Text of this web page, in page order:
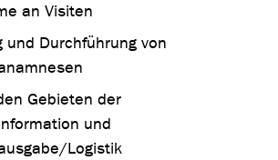
an Visiten
und Durchführung von
Gebieten der
und
Logistik